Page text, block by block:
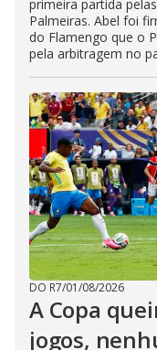
primeira partida
Palmeiras. Abel foi
do Flamengo que o
pela arbitragem no
DO R7/01/08/2026
A Copa
jogos,